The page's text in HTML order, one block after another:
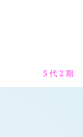
5 代 2 期